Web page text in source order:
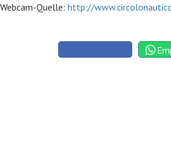
Webcam-Quelle: http://